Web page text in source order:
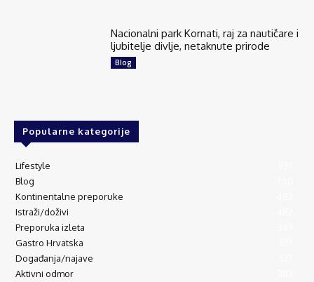
Nacionalni park Kornati, raj za nautičare i
ljubitelje divlje, netaknute prirode
Blog
Popularne kategorije
Lifestyle
Blog
Kontinentalne preporuke
Istraži/doživi
Preporuka izleta
Gastro Hrvatska
Događanja/najave
Aktivni odmor